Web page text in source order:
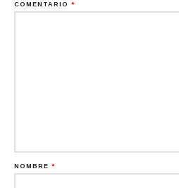
COMENTARIO *
NOMBRE *